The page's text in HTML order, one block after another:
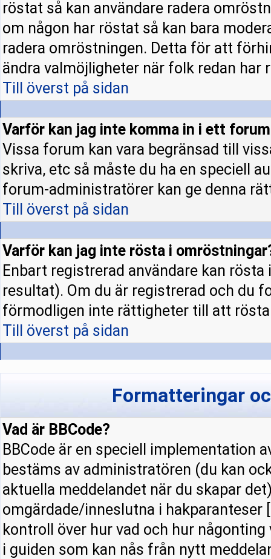
röstat så kan användare radera
om någon har röstat så kan bara
radera omröstningen. Detta för att
ändra valmöjligheter när folk redan har
Till överst på sidan
Varför kan jag inte komma in i ett
Vissa forum kan vara begränsad till
skriva, etc så måste du ha en speciell
forum-administratörer kan ge denna
Till överst på sidan
Varför kan jag inte rösta i
Enbart registrerad användare kan
resultat). Om du är registrerad och du
förmodligen inte rättigheter till att
Till överst på sidan
Formatteringar
Vad är BBCode?
BBCode är en speciell implementation
bestäms av administratören (du kan
aktuella meddelandet när du skapar
omgärdade/inneslutna i hakparanteser
kontroll över hur vad och hur
i guiden som kan nås från nytt